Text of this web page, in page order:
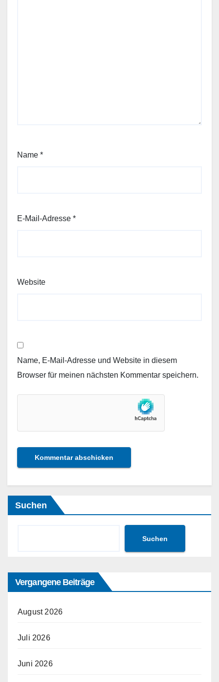
Name *
E-Mail-Adresse *
Website
Name, E-Mail-Adresse und Website in diesem
Browser für meinen nächsten Kommentar speichern.
Suchen
Suchen
Vergangene Beiträge
August 2026
Juli 2026
Juni 2026